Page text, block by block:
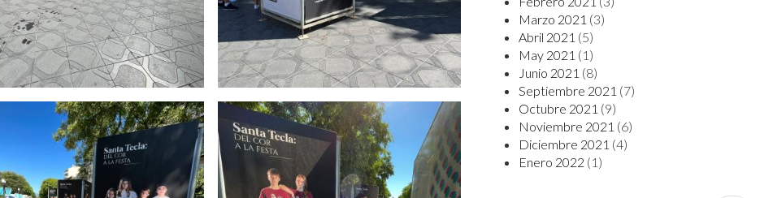
Marzo 2021 (3)
Abril 2021 (5)
May 2021 (1)
Junio 2021 (8)
Septiembre 2021 (7)
Octubre 2021 (9)
Noviembre 2021 (6)
Diciembre 2021 (4)
Enero 2022 (1)